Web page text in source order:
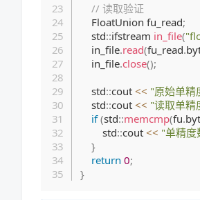
// 读取验证
    FloatUnion fu_read
;
    std
::ifstream in_file(
    in_file
.read(fu_read.
    in_file
.close();
    std
::cout << "原始单精
    std
::cout << "读取单精
if (std::memcmp(fu.
        std
::cout << "单精度
}
return 0;
}